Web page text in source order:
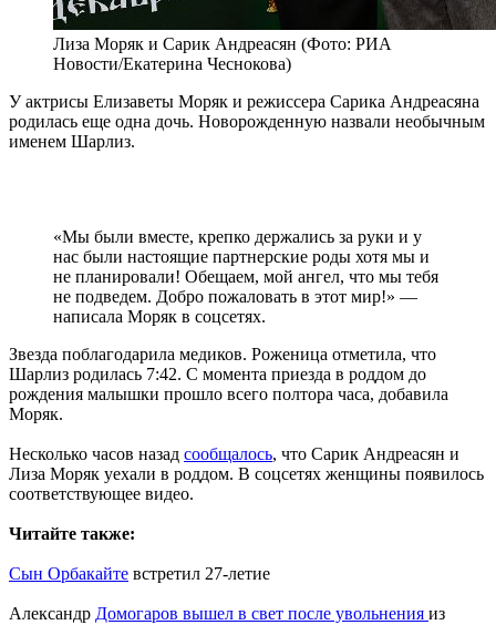
Лиза Моряк и Сарик Андреасян (Фото: РИА
Новости/Екатерина Чеснокова)
У актрисы Елизаветы Моряк и режиссера Сарика Андреасяна
родилась еще одна дочь. Новорожденную назвали необычным
именем Шарлиз.
«Мы были вместе, крепко держались за руки и у
нас были настоящие партнерские роды хотя мы и
не планировали! Обещаем, мой ангел, что мы тебя
не подведем. Добро пожаловать в этот мир!» —
написала Моряк в соцсетях.
Звезда поблагодарила медиков. Роженица отметила, что
Шарлиз родилась 7:42. С момента приезда в роддом до
рождения малышки прошло всего полтора часа, добавила
Моряк.
Несколько часов назад сообщалось, что Сарик Андреасян и
Лиза Моряк уехали в роддом. В соцсетях женщины появилось
соответствующее видео.
Читайте также:
Сын Орбакайте встретил 27-летие
Александр Домогаров вышел в свет после увольнения из